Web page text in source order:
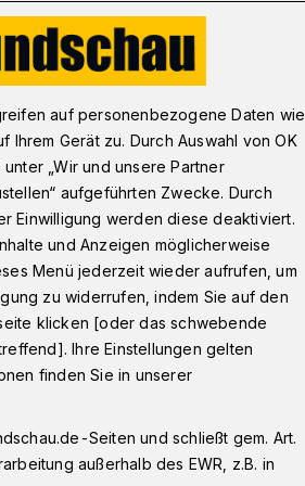
den
Jahr
stattfinden.
auf personenbezogene Daten wie
Gerät zu. Durch Auswahl von OK
„Wir und unsere Partner
aufgeführten Zwecke. Durch
Einwilligung werden diese deaktiviert.
und Anzeigen möglicherweise
Menü jederzeit wieder aufrufen, um
zu widerrufen, indem Sie auf den
klicken [oder das schwebende
Ihre Einstellungen gelten
finden Sie in unserer
Seiten und schließt gem. Art.
außerhalb des EWR, z.B. in